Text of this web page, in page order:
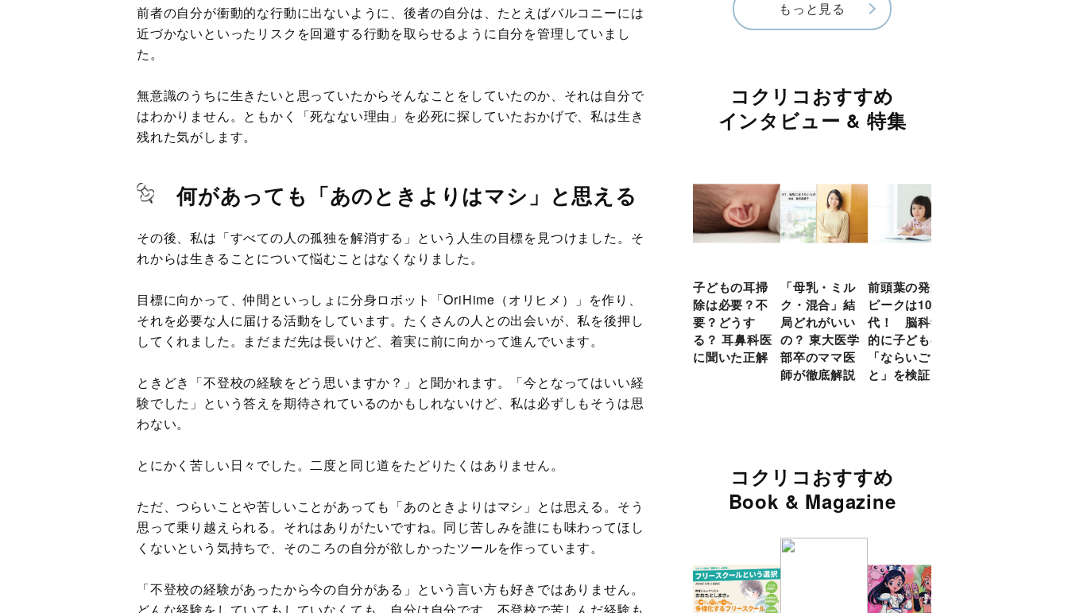
前者の自分が衝動的な行動に出ないように、後者の自分は、たとえばバルコニーには
近づかないといったリスクを回避する行動を取らせるように自分を管理していまし
た。
無意識のうちに生きたいと思っていたからそんなことをしていたのか、それは自分で
はわかりません。ともかく「死なない理由」を必死に探していたおかげで、私は生き
残れた気がします。
何があっても「あのときよりはマシ」と思える
その後、私は「すべての人の孤独を解消する」という人生の目標を見つけました。そ
れからは生きることについて悩むことはなくなりました。
目標に向かって、仲間といっしょに分身ロボット「OriHime（オリヒメ）」を作り、
それを必要な人に届ける活動をしています。たくさんの人との出会いが、私を後押し
してくれました。まだまだ先は長いけど、着実に前に向かって進んでいます。
ときどき「不登校の経験をどう思いますか？」と聞かれます。「今となってはいい経
験でした」という答えを期待されているのかもしれないけど、私は必ずしもそうは思
わない。
とにかく苦しい日々でした。二度と同じ道をたどりたくはありません。
ただ、つらいことや苦しいことがあっても「あのときよりはマシ」とは思える。そう
思って乗り越えられる。それはありがたいですね。同じ苦しみを誰にも味わってほし
くないという気持ちで、そのころの自分が欲しかったツールを作っています。
「不登校の経験があったから今の自分がある」という言い方も好きではありません。
もっと見る
コクリコおすすめ
インタビュー & 特集
子どもの耳掃
除は必要？不
要？どうす
る？ 耳鼻科医
に聞いた正解
「母乳・ミル
ク・混合」結
局どれがいい
の？ 東大医学
部卒のママ医
師が徹底解説
前頭葉の発達
ピークは10
代！ 脳科学
的に子どもの
「ならいご
と」を検証
コクリコおすすめ
Book & Magazine